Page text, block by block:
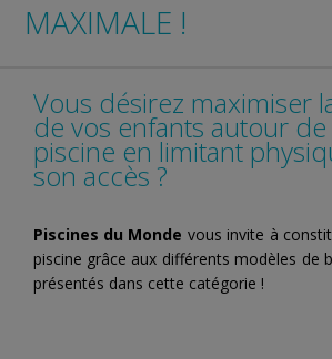
MAXIMALE !
Vous désirez maximiser
de vos enfants autour
piscine en limitant
son accès ?
Piscines du Monde vous invite à
piscine grâce aux différents modèles de
présentés dans cette catégorie !